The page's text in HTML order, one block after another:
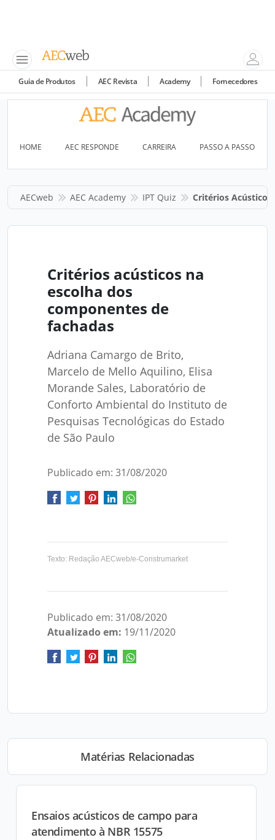
Guia de Produtos AEC Revista Academy Fornecedores
HOME AEC RESPONDE CARREIRA PASSO A PASSO
AECweb AEC Academy IPT Quiz Critérios Acústicos
Critérios acústicos na
escolha dos
componentes de
fachadas
Adriana Camargo de Brito,
Marcelo de Mello Aquilino, Elisa
Morande Sales, Laboratório de
Conforto Ambiental do Instituto de
Pesquisas Tecnológicas do Estado
de São Paulo
Publicado em: 31/08/2020
Texto: Redação AECweb/e-Construmarket
Publicado em: 31/08/2020
Atualizado em: 19/11/2020
Matérias Relacionadas
Ensaios acústicos de campo para
atendimento à NBR 15575